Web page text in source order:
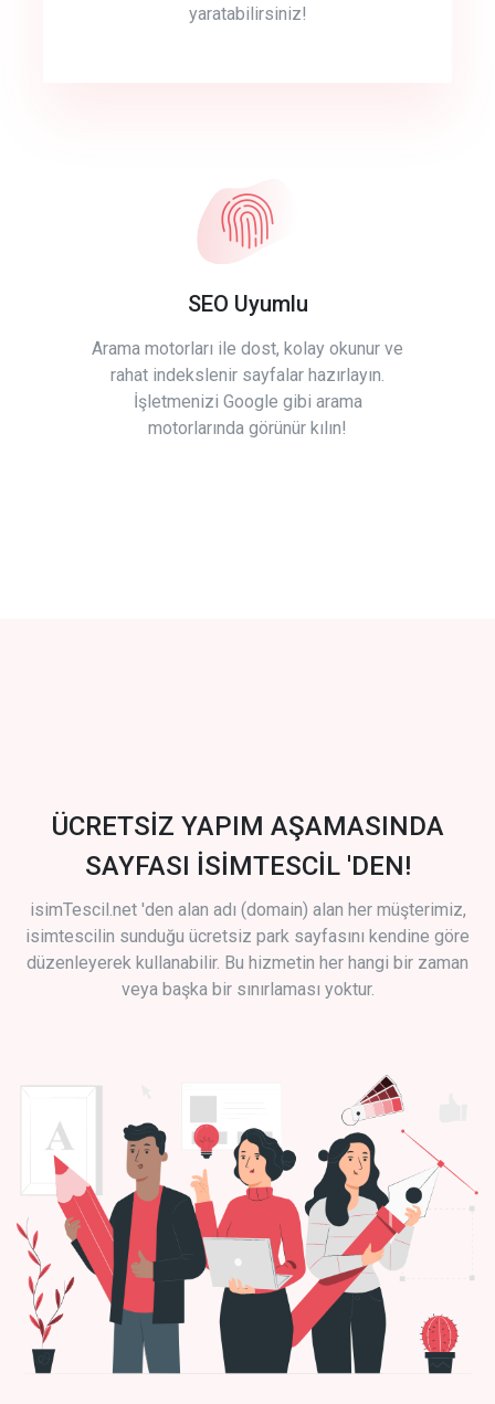
yaratabilirsiniz!
SEO Uyumlu
Arama motorları ile dost, kolay okunur ve
rahat indekslenir sayfalar hazırlayın.
İşletmenizi Google gibi arama
motorlarında görünür kılın!
ÜCRETSİZ YAPIM AŞAMASINDA
SAYFASI İSİMTESCİL 'DEN!
isimTescil.net 'den alan adı (domain) alan her müşterimiz,
isimtescilin sunduğu ücretsiz park sayfasını kendine göre
düzenleyerek kullanabilir. Bu hizmetin her hangi bir zaman
veya başka bir sınırlaması yoktur.